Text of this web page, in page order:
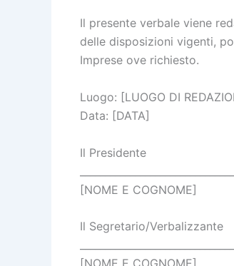
Il presente verbale viene
delle disposizioni vigenti,
Imprese ove richiesto.
Luogo: [LUOGO DI
Data: [DATA]
Il Presidente
[NOME E COGNOME]
Il Segretario/Verbalizzante